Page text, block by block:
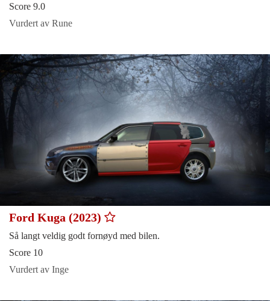
Score 9.0
Vurdert av Rune
Ford Kuga (2023)
Så langt veldig godt fornøyd med bilen.
Score 10
Vurdert av Inge